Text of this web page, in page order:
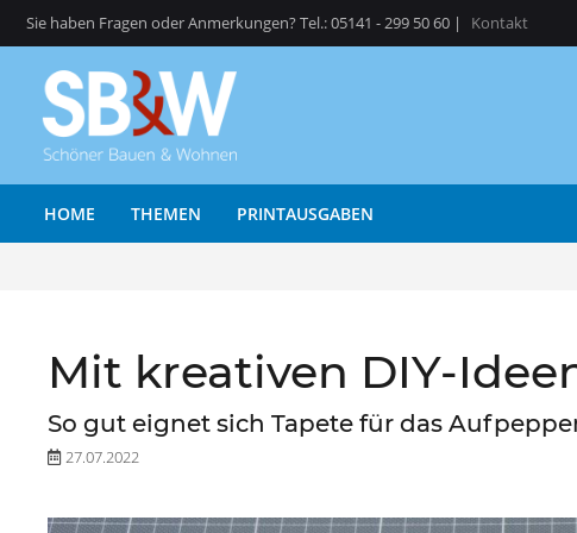
Sie haben Fragen oder Anmerkungen? Tel.: 05141 - 299 50 60 | Kontakt
HOME THEMEN PRINTAUSGABEN
Mit kreativen DIY-
So gut eignet sich Tapete für das
27.07.2022